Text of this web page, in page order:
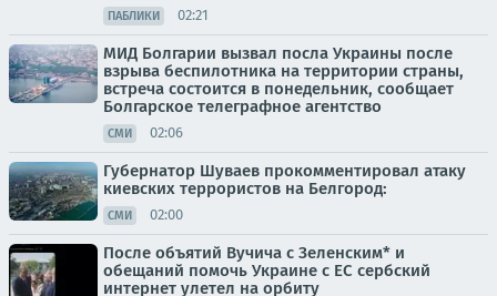
ПАБЛИКИ 02:21
МИД Болгарии вызвал посла Украины после
взрыва беспилотника на территории страны,
встреча состоится в понедельник, сообщает
Болгарское телеграфное агентство
СМИ 02:06
Губернатор Шуваев прокомментировал атаку
киевских террористов на Белгород:
СМИ 02:00
После объятий Вучича с Зеленским* и
обещаний помочь Украине с ЕС сербский
интернет улетел на орбиту